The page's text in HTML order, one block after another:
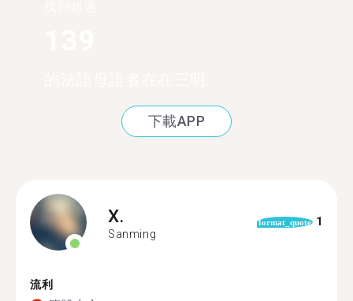
下載APP
X.
Sanming
format_quote 1
流利